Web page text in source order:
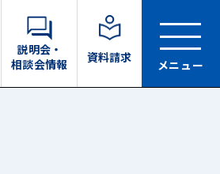
説明会・
相談会情報
資料請求
メニュー